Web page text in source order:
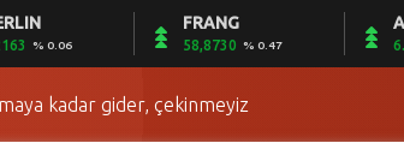
% 0.06
FRANG
58,8730 % 0.47
kadar gider, çekinmeyiz
heyecanlandırdı